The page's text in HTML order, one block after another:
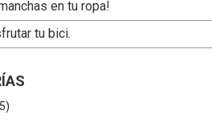
en tu ropa!
tu bici.